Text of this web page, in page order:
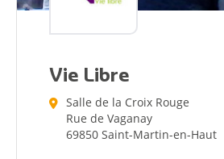
Vie Libre
Salle de la Croix Rouge
Rue de Vaganay
69850 Saint-Martin-en-Haut